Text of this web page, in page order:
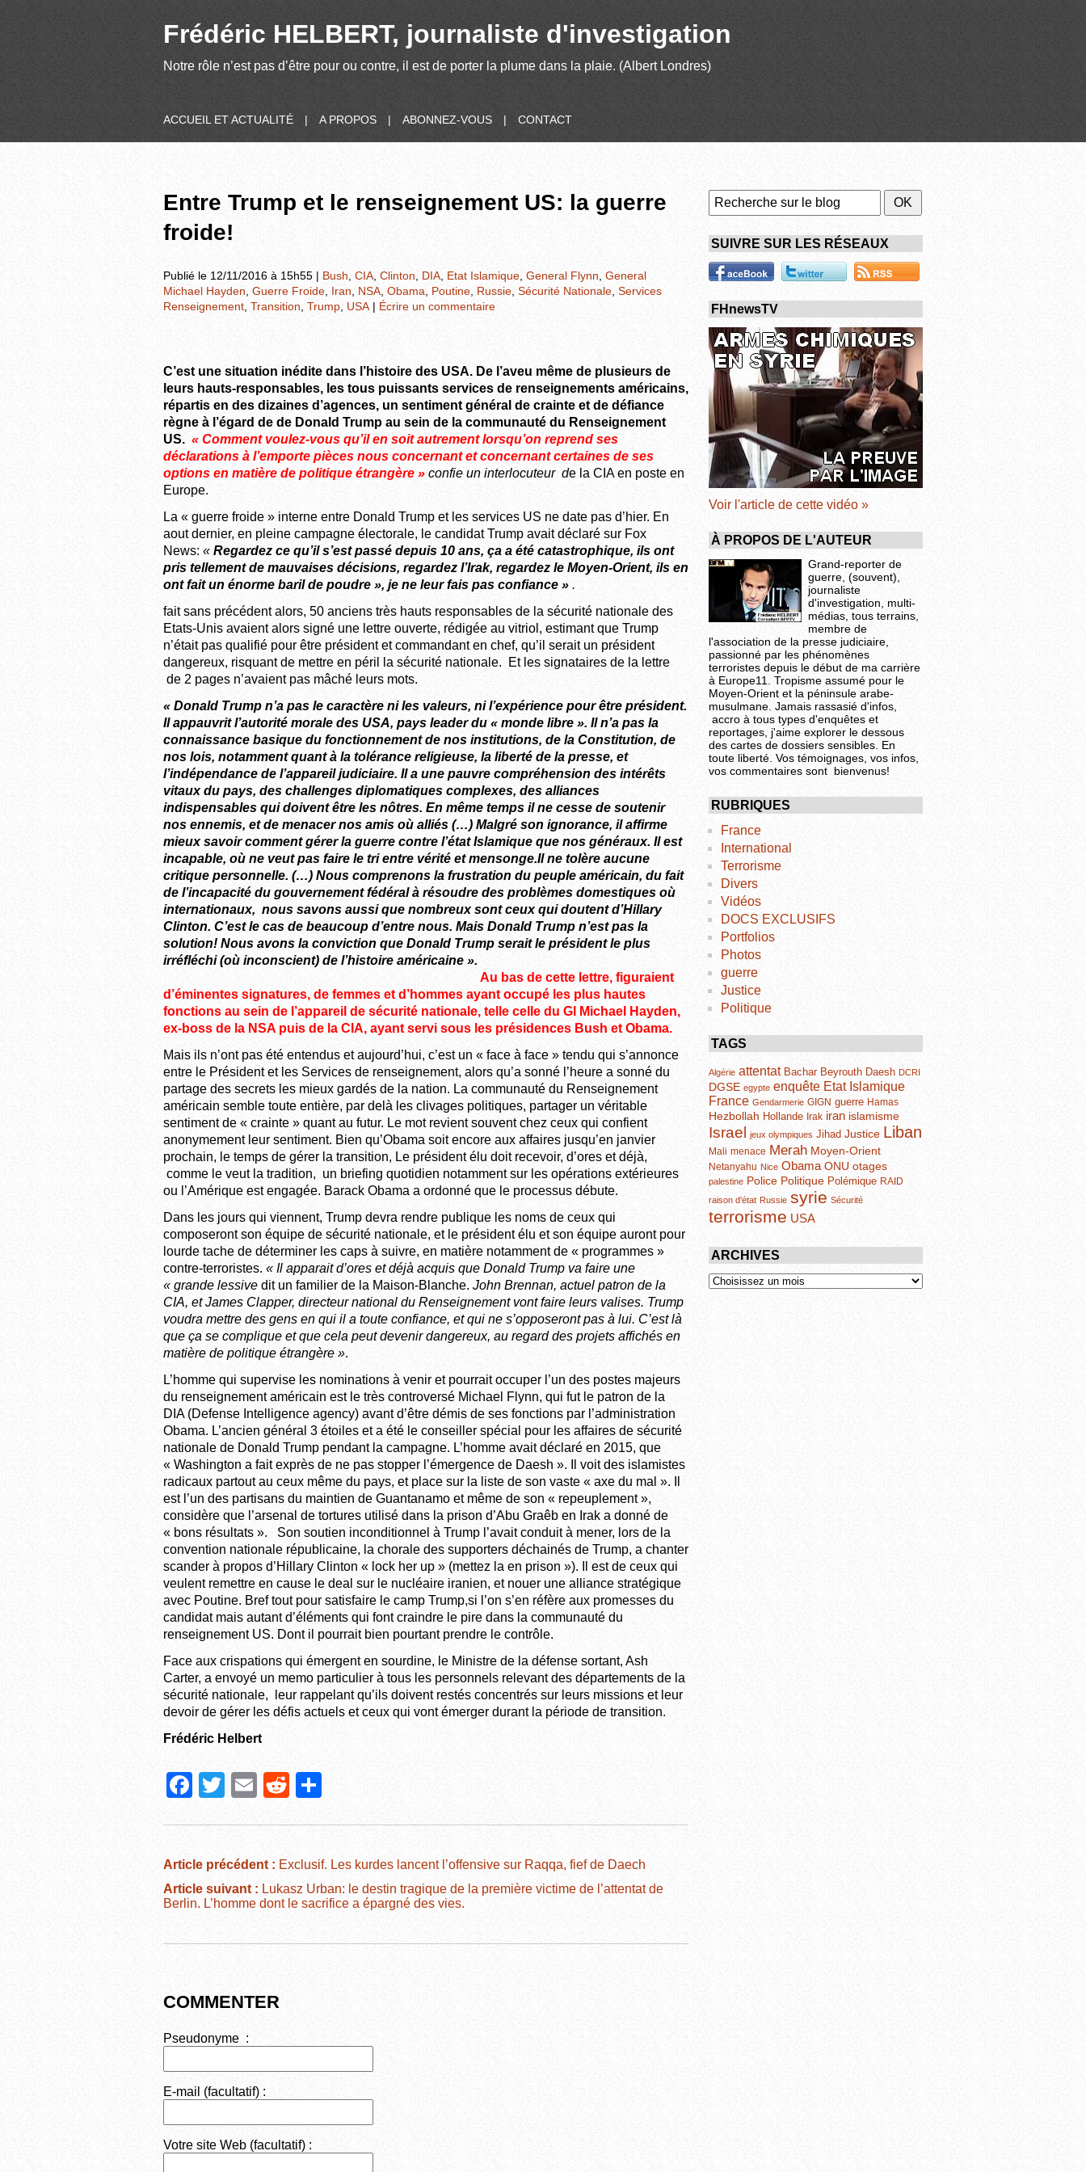
Frédéric HELBERT, journaliste d'investigation
Notre rôle n’est pas d’être pour ou contre, il est de porter la plume dans la plaie. (Albert Londres)
ACCUEIL ET ACTUALITÉ | A PROPOS | ABONNEZ-VOUS | CONTACT
Entre Trump et le renseignement US: la guerre
froide!
Publié le 12/11/2016 à 15h55 | Bush CIA Clinton DIA Etat Islamique General Flynn General
Michael Hayden Guerre Froide Iran NSA Obama Poutine Russie Sécurité Nationale Services
Renseignement Transition Trump USA | Écrire un commentaire
C’est une situation inédite dans l’histoire des USA. De l’aveu même de plusieurs de
leurs hauts-responsables, les tous puissants services de renseignements américains,
répartis en des dizaines d’agences, un sentiment général de crainte et de défiance
règne à l’égard de de Donald Trump au sein de la communauté du Renseignement
US. « Comment voulez-vous qu’il en soit autrement lorsqu’on reprend ses
déclarations à l’emporte pièces nous concernant et concernant certaines de ses
options en matière de politique étrangère » confie un interlocuteur de la CIA en poste en
Europe.
La « guerre froide » interne entre Donald Trump et les services US ne date pas d’hier. En
aout dernier, en pleine campagne électorale, le candidat Trump avait déclaré sur Fox
News: « Regardez ce qu’il s’est passé depuis 10 ans, ça a été catastrophique, ils ont
pris tellement de mauvaises décisions, regardez l’Irak, regardez le Moyen-Orient, ils en
ont fait un énorme baril de poudre », je ne leur fais pas confiance » .
fait sans précédent alors, 50 anciens très hauts responsables de la sécurité nationale des
Etats-Unis avaient alors signé une lettre ouverte, rédigée au vitriol, estimant que Trump
n’était pas qualifié pour être président et commandant en chef, qu’il serait un président
dangereux, risquant de mettre en péril la sécurité nationale. Et les signataires de la lettre
de 2 pages n’avaient pas mâché leurs mots.
« Donald Trump n’a pas le caractère ni les valeurs, ni l’expérience pour être président.
Il appauvrit l’autorité morale des USA, pays leader du « monde libre ». Il n’a pas la
connaissance basique du fonctionnement de nos institutions, de la Constitution, de
nos lois, notamment quant à la tolérance religieuse, la liberté de la presse, et
l’indépendance de l’appareil judiciaire. Il a une pauvre compréhension des intérêts
vitaux du pays, des challenges diplomatiques complexes, des alliances
indispensables qui doivent être les nôtres. En même temps il ne cesse de soutenir
nos ennemis, et de menacer nos amis où alliés (…) Malgré son ignorance, il affirme
mieux savoir comment gérer la guerre contre l’état Islamique que nos généraux. Il est
incapable, où ne veut pas faire le tri entre vérité et mensonge.Il ne tolère aucune
critique personnelle. (…) Nous comprenons la frustration du peuple américain, du fait
de l’incapacité du gouvernement fédéral à résoudre des problèmes domestiques où
internationaux, nous savons aussi que nombreux sont ceux qui doutent d’Hillary
Clinton. C’est le cas de beaucoup d’entre nous. Mais Donald Trump n’est pas la
solution! Nous avons la conviction que Donald Trump serait le président le plus
irréfléchi (où inconscient) de l’histoire américaine ».
Au bas de cette lettre, figuraient
d’éminentes signatures, de femmes et d’hommes ayant occupé les plus hautes
fonctions au sein de l’appareil de sécurité nationale, telle celle du Gl Michael Hayden,
ex-boss de la NSA puis de la CIA, ayant servi sous les présidences Bush et Obama.
Mais ils n’ont pas été entendus et aujourd’hui, c’est un « face à face » tendu qui s’annonce
entre le Président et les Services de renseignement, alors qu’a sonné l’heure a sonné du
partage des secrets les mieux gardés de la nation. La communauté du Renseignement
américain semble toute entière, par delà les clivages politiques, partager un véritable
sentiment de « crainte » quant au futur. Le mot revient souvent chez ceux qui confient
anonymement leur sentiment. Bien qu’Obama soit encore aux affaires jusqu’en janvier
prochain, le temps de gérer la transition, Le président élu doit recevoir, d’ores et déjà,
comme le veut la tradition, un briefing quotidien notamment sur les opérations extérieures
ou l’Amérique est engagée. Barack Obama a ordonné que le processus débute.
Dans les jours qui viennent, Trump devra rendre publique les noms de ceux qui
composeront son équipe de sécurité nationale, et le président élu et son équipe auront pour
lourde tache de déterminer les caps à suivre, en matière notamment de « programmes »
contre-terroristes. « Il apparait d’ores et déjà acquis que Donald Trump va faire une
« grande lessive dit un familier de la Maison-Blanche. John Brennan, actuel patron de la
CIA, et James Clapper, directeur national du Renseignement vont faire leurs valises. Trump
voudra mettre des gens en qui il a toute confiance, et qui ne s’opposeront pas à lui. C’est là
que ça se complique et que cela peut devenir dangereux, au regard des projets affichés en
matière de politique étrangère ».
L’homme qui supervise les nominations à venir et pourrait occuper l’un des postes majeurs
du renseignement américain est le très controversé Michael Flynn, qui fut le patron de la
DIA (Defense Intelligence agency) avant d’être démis de ses fonctions par l’administration
Obama. L’ancien général 3 étoiles et a été le conseiller spécial pour les affaires de sécurité
nationale de Donald Trump pendant la campagne. L’homme avait déclaré en 2015, que
« Washington a fait exprès de ne pas stopper l’émergence de Daesh ». Il voit des islamistes
radicaux partout au ceux même du pays, et place sur la liste de son vaste « axe du mal ». Il
est l’un des partisans du maintien de Guantanamo et même de son « repeuplement »,
considère que l’arsenal de tortures utilisé dans la prison d’Abu Graêb en Irak a donné de
« bons résultats ». Son soutien inconditionnel à Trump l’avait conduit à mener, lors de la
convention nationale républicaine, la chorale des supporters déchainés de Trump, a chanter
scander à propos d’Hillary Clinton « lock her up » (mettez la en prison »). Il est de ceux qui
veulent remettre en cause le deal sur le nucléaire iranien, et nouer une alliance stratégique
avec Poutine. Bref tout pour satisfaire le camp Trump,si l’on s’en réfère aux promesses du
candidat mais autant d’éléments qui font craindre le pire dans la communauté du
renseignement US. Dont il pourrait bien pourtant prendre le contrôle.
Face aux crispations qui émergent en sourdine, le Ministre de la défense sortant, Ash
Carter, a envoyé un memo particulier à tous les personnels relevant des départements de la
sécurité nationale, leur rappelant qu’ils doivent restés concentrés sur leurs missions et leur
devoir de gérer les défis actuels et ceux qui vont émerger durant la période de transition.
Frédéric Helbert
F
e
b
o
o
T
er
E
R
di
t
g
er
Article précédent : Exclusif. Les kurdes lancent l’offensive sur Raqqa, fief de Daech
Article suivant : Lukasz Urban: le destin tragique de la première victime de l’attentat de
Berlin. L’homme dont le sacrifice a épargné des vies.
COMMENTER
Pseudonyme :
E-mail (facultatif) :
Votre site Web (facultatif) :
SUIVRE SUR LES RÉSEAUX
FHnewsTV
Voir l'article de cette vidéo »
À PROPOS DE L'AUTEUR
Grand-reporter de
guerre, (souvent),
journaliste
d'investigation, multi-
médias, tous terrains,
membre de
l'association de la presse judiciaire,
passionné par les phénomènes
terroristes depuis le début de ma carrière
à Europe11. Tropisme assumé pour le
Moyen-Orient et la péninsule arabe-
musulmane. Jamais rassasié d'infos,
accro à tous types d'enquêtes et
reportages, j'aime explorer le dessous
des cartes de dossiers sensibles. En
toute liberté. Vos témoignages, vos infos,
vos commentaires sont bienvenus!
RUBRIQUES
France
International
Terrorisme
Divers
Vidéos
DOCS EXCLUSIFS
Portfolios
Photos
guerre
Justice
Politique
TAGS
Algérie attentat Bachar Beyrouth Daesh DCRI
DGSE egypte enquête Etat Islamique
France Gendarmerie GIGN guerre Hamas
Hezbollah Hollande Irak iran islamisme
Israel jeux olympiques Jihad Justice Liban
Mali menace Merah Moyen-Orient
Netanyahu Nice Obama ONU otages
palestine Police Politique Polémique RAID
raison d'état Russie syrie Sécurité
terrorisme USA
ARCHIVES